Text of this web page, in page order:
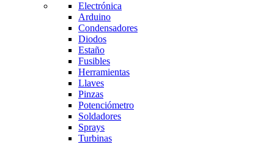
Electrónica
Arduino
Condensadores
Diodos
Estaño
Fusibles
Herramientas
Llaves
Pinzas
Potenciómetro
Soldadores
Sprays
Turbinas